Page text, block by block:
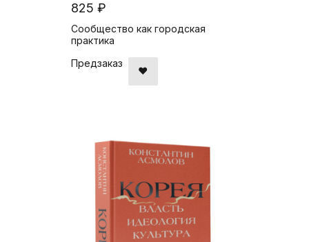
825 ₽
Сообщество как городская
практика
Предзаказ